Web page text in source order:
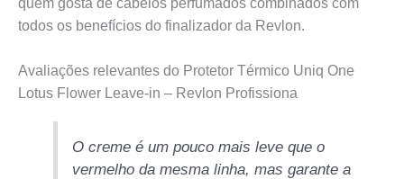
todos os benefícios do finalizador da Revlon.
Avaliações relevantes do Protetor Térmico Uniq One
Lotus Flower Leave-in – Revlon Profissiona
O creme é um pouco mais leve que o
vermelho da mesma linha, mas garante a